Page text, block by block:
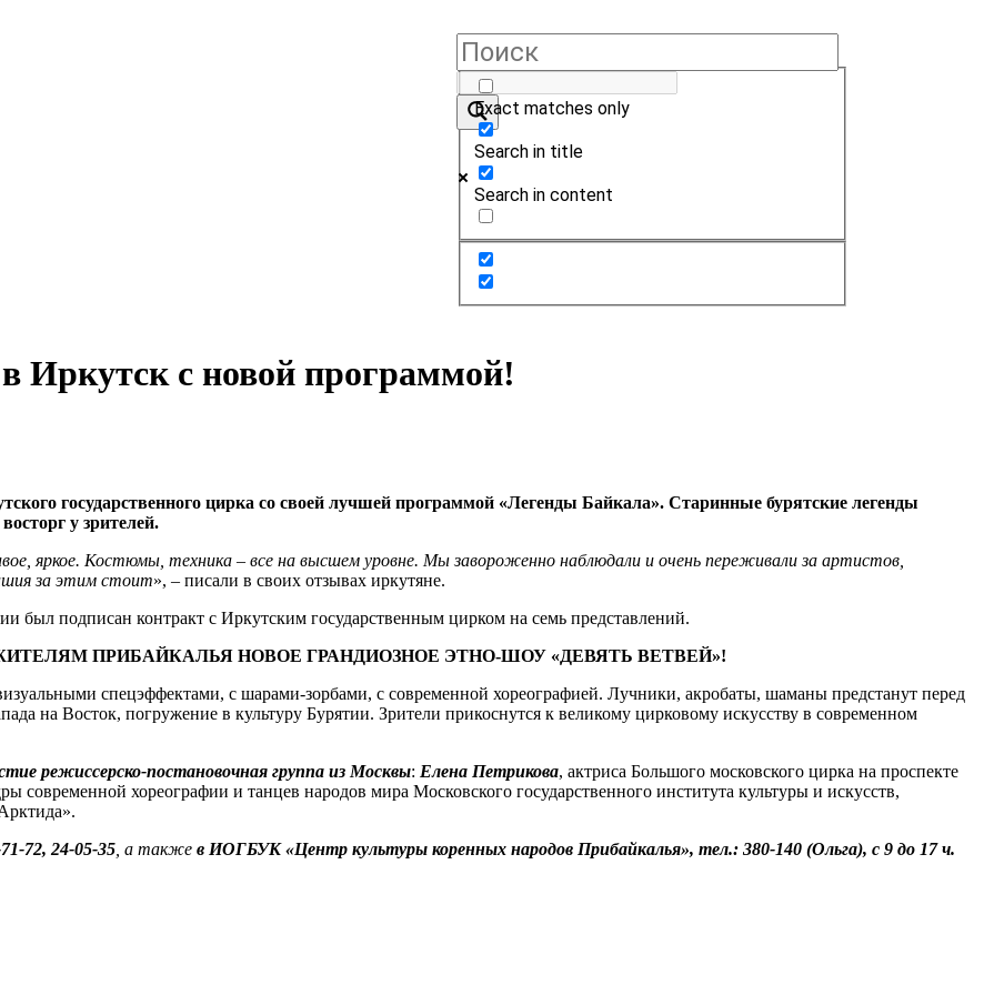
Exact matches only
Search in title
Search in content
Иркутск с новой программой!
государственного цирка со своей лучшей программой «Легенды Байкала». Старинные бурятские легенды
у зрителей.
яркое. Костюмы, техника – все на высшем уровне. Мы завороженно наблюдали и очень переживали за артистов,
за этим стоит», – писали в своих отзывах иркутяне.
был подписан контракт с Иркутским государственным цирком на семь представлений.
ПРИБАЙКАЛЬЯ НОВОЕ ГРАНДИОЗНОЕ ЭТНО-ШОУ «ДЕВЯТЬ ВЕТВЕЙ»!
спецэффектами, с шарами-зорбами, с современной хореографией. Лучники, акробаты, шаманы предстанут перед
на Восток, погружение в культуру Бурятии. Зрители прикоснутся к великому цирковому искусству в современном
режиссерско-постановочная группа из Москвы: Елена Петрикова, актриса Большого московского цирка на проспекте
современной хореографии и танцев народов мира Московского государственного института культуры и искусств,
72, 24-05-35 , а также в ИОГБУК «Центр культуры коренных народов Прибайкалья», тел.: 380-140 (Ольга), с 9 до 17 ч.